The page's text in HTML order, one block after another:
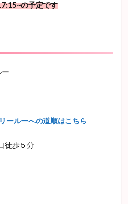
の予定です
ー
ールーへの道順はこちら
徒歩５分